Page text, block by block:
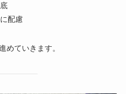
配慮
めていきます。